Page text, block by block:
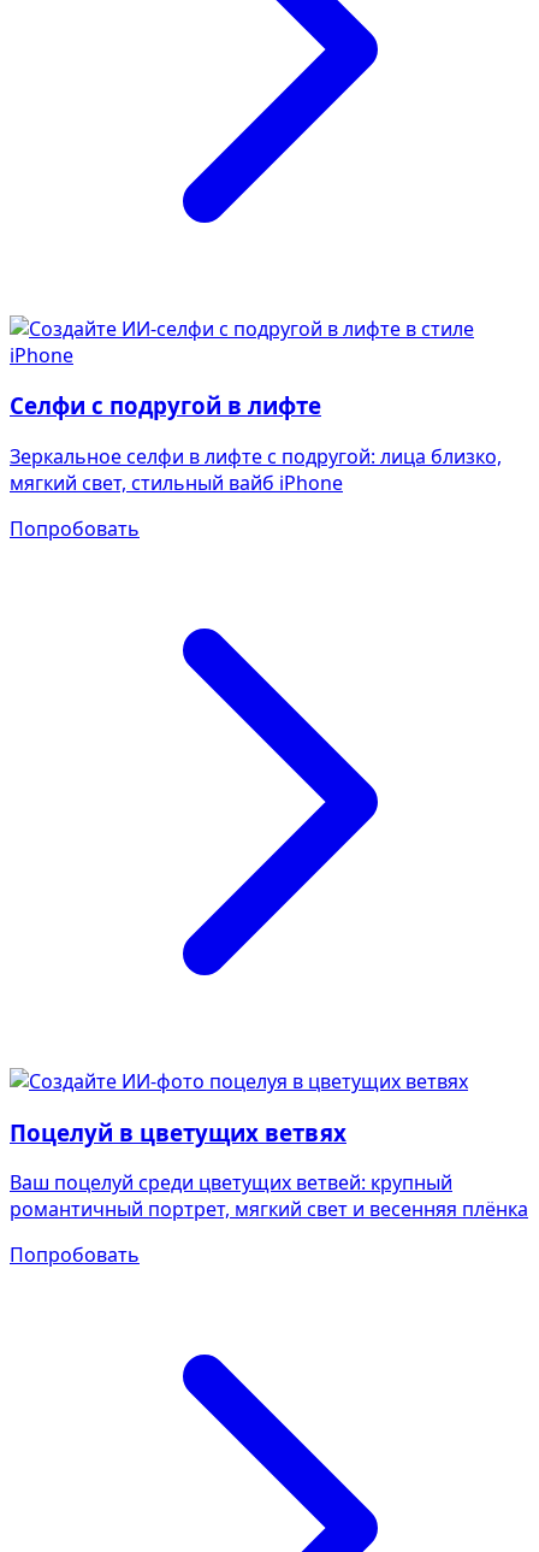
Селфи с подругой в лифте
Зеркальное селфи в лифте с подругой: лица близко,
мягкий свет, стильный вайб iPhone
Попробовать
Поцелуй в цветущих ветвях
Ваш поцелуй среди цветущих ветвей: крупный
романтичный портрет, мягкий свет и весенняя плёнка
Попробовать